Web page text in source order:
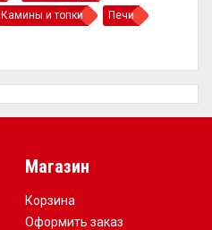
Камины и топки
Печи
Магазин
Корзина
Оформить заказ